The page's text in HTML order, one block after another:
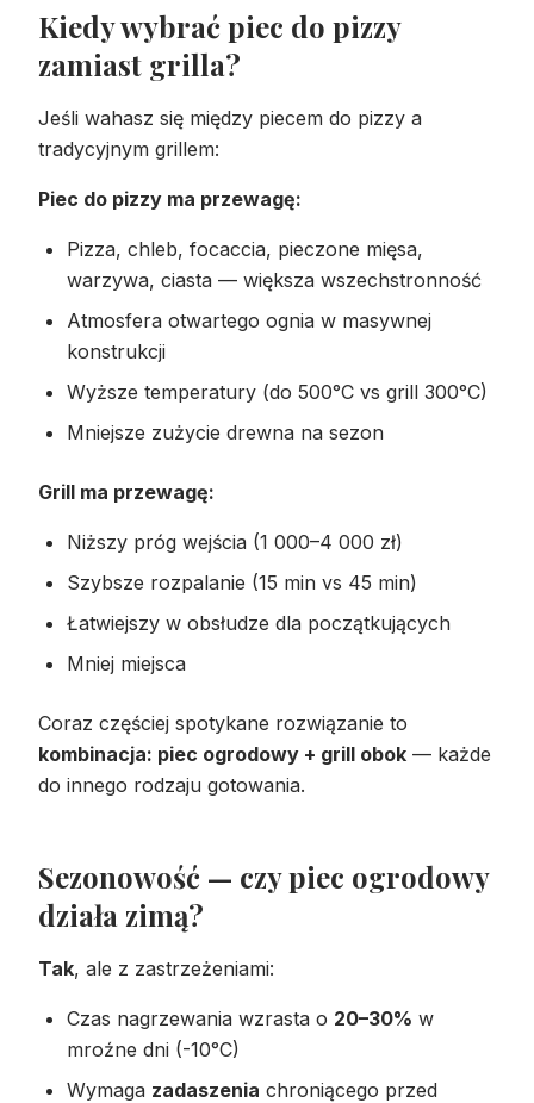
Kiedy wybrać piec do pizzy
zamiast grilla?
Jeśli wahasz się między piecem do pizzy a
tradycyjnym grillem:
Piec do pizzy ma przewagę:
Pizza, chleb, focaccia, pieczone mięsa,
warzywa, ciasta — większa wszechstronność
Atmosfera otwartego ognia w masywnej
konstrukcji
Wyższe temperatury (do 500°C vs grill 300°C)
Mniejsze zużycie drewna na sezon
Grill ma przewagę:
Niższy próg wejścia (1 000–4 000 zł)
Szybsze rozpalanie (15 min vs 45 min)
Łatwiejszy w obsłudze dla początkujących
Mniej miejsca
Coraz częściej spotykane rozwiązanie to
kombinacja: piec ogrodowy + grill obok — każde
do innego rodzaju gotowania.
Sezonowość — czy piec ogrodowy
działa zimą?
Tak, ale z zastrzeżeniami:
Czas nagrzewania wzrasta o 20–30% w
mroźne dni (-10°C)
Wymaga zadaszenia chroniącego przed